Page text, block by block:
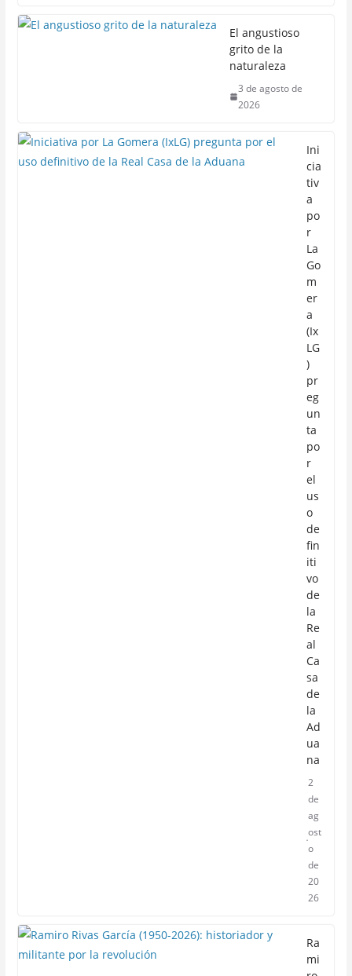
El angustioso
grito de la
naturaleza
3 de agosto de
2026
Ini
cia
tiv
a
po
r
La
Go
m
er
a
(Ix
LG
)
pr
eg
un
ta
po
r
el
us
o
de
fin
iti
vo
de
la
Re
al
Ca
sa
de
la
Ad
ua
na
2
de
ag
ost
o
de
20
26
Ra
mi